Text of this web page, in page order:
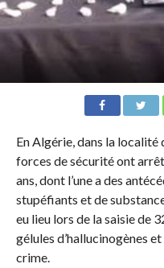
En Algérie, dans la localité
forces de sécurité ont
ans, dont l’une a des
stupéfiants et de
eu lieu lors de la saisie de
gélules d’hallucinogènes
crime.